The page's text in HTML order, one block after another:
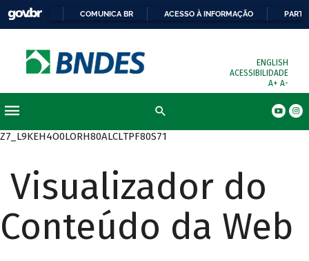
COMUNICA BR ACESSO À INFORMAÇÃO
ENGLISH
ACESSIBILIDADE
A+ A-
Z7_L9KEH4O0LORH80ALCLTPF80S71
Visualizador do
Conteúdo da Web